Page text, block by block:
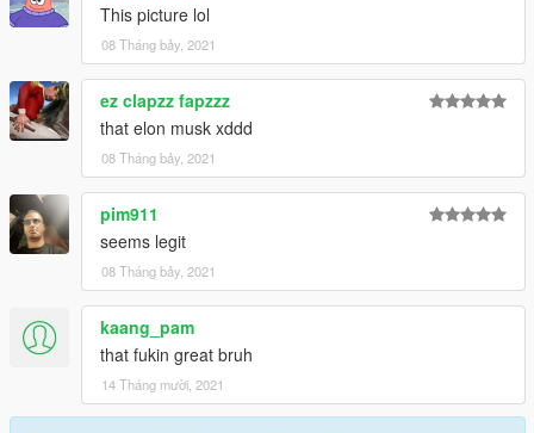
This picture lol
08 Tháng bảy, 2021
ez clapzz fapzzz
that elon musk xddd
08 Tháng bảy, 2021
pim911
seems legit
08 Tháng bảy, 2021
kaang_pam
that fukin great bruh
14 Tháng mười, 2021